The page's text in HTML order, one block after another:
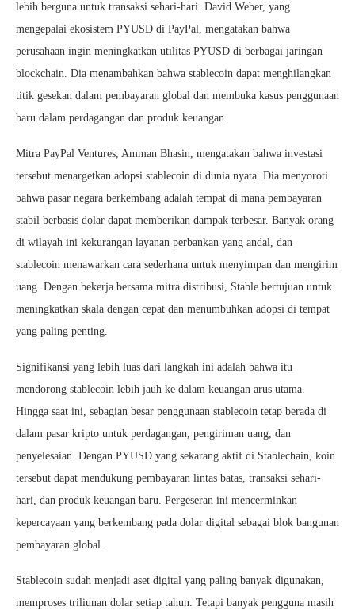
lebih berguna untuk transaksi sehari-hari. David Weber, yang
mengepalai ekosistem PYUSD di PayPal, mengatakan bahwa
perusahaan ingin meningkatkan utilitas PYUSD di berbagai jaringan
blockchain. Dia menambahkan bahwa stablecoin dapat menghilangkan
titik gesekan dalam pembayaran global dan membuka kasus penggunaan
baru dalam perdagangan dan produk keuangan.
Mitra PayPal Ventures, Amman Bhasin, mengatakan bahwa investasi
tersebut menargetkan adopsi stablecoin di dunia nyata. Dia menyoroti
bahwa pasar negara berkembang adalah tempat di mana pembayaran
stabil berbasis dolar dapat memberikan dampak terbesar. Banyak orang
di wilayah ini kekurangan layanan perbankan yang andal, dan
stablecoin menawarkan cara sederhana untuk menyimpan dan mengirim
uang. Dengan bekerja bersama mitra distribusi, Stable bertujuan untuk
meningkatkan skala dengan cepat dan menumbuhkan adopsi di tempat
yang paling penting.
Signifikansi yang lebih luas dari langkah ini adalah bahwa itu
mendorong stablecoin lebih jauh ke dalam keuangan arus utama.
Hingga saat ini, sebagian besar penggunaan stablecoin tetap berada di
dalam pasar kripto untuk perdagangan, pengiriman uang, dan
penyelesaian. Dengan PYUSD yang sekarang aktif di Stablechain, koin
tersebut dapat mendukung pembayaran lintas batas, transaksi sehari-
hari, dan produk keuangan baru. Pergeseran ini mencerminkan
kepercayaan yang berkembang pada dolar digital sebagai blok bangunan
pembayaran global.
Stablecoin sudah menjadi aset digital yang paling banyak digunakan,
memproses triliunan dolar setiap tahun. Tetapi banyak pengguna masih